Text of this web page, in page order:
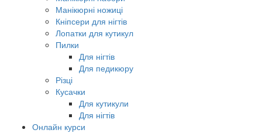
Манікюрні ножиці
Кніпсери для нігтів
Лопатки для кутикул
Пилки
Для нігтів
Для педикюру
Різці
Кусачки
Для кутикули
Для нігтів
Онлайн курси